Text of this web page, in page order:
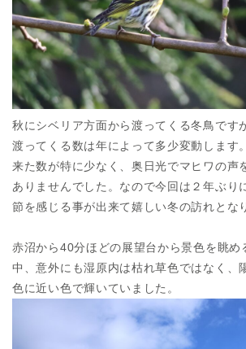
秋にシベリア方面から渡ってくる冬鳥です
渡ってくる数は年によって多少変動します
来た数が特に少なく、奥日光でマヒワの声
ありませんでした。なので今回は２年ぶり
節を感じる事が出来て嬉しい冬の訪れとな
赤沼から40分ほどの展望台から景色を眺め
中、意外にも湿原内は枯れ草色ではなく、
色に近い色で輝いていました。